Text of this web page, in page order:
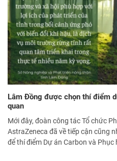
Lâm Đồng được chọn thí điểm
quan
Mới đây, đoàn công tác Tổ chức
AstraZeneca đã về tiếp cận cũng
để thí điểm Dự án Carbon và